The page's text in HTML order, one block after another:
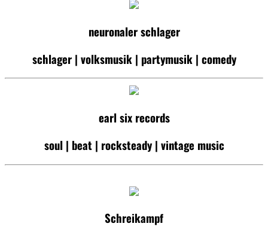
neuronaler schlager
schlager | volksmusik | partymusik | comedy
earl six records
soul | beat | rocksteady | vintage music
Schreikampf